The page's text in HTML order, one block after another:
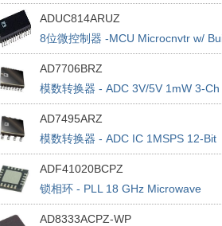
ADUC814ARUZ
8位微控制器 -MCU Microcnvtr w/
In 12B ADC Dual DAC
AD7706BRZ
模数转换器 - ADC 3V/5V 1mW 3-Ch
Pseudo Diff 16-Bit
AD7495ARZ
模数转换器 - ADC IC 1MSPS 12-Bit
ADF41020BCPZ
锁相环 - PLL 18 GHz Microwave
Synthesizer
AD8333ACPZ-WP